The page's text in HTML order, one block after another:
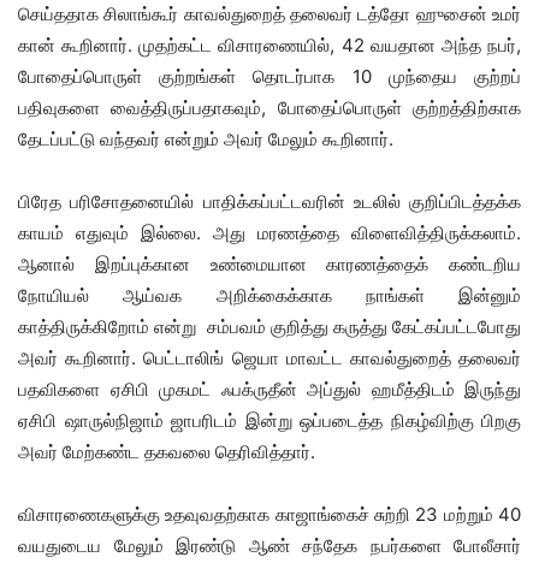
செய்ததாக சிலாங்கூர் காவல்துறைத் தலைவர் டத்தோ ஹுசைன் உமர்
கான் கூறினார். முதற்கட்ட விசாரணையில், 42 வயதான அந்த நபர்,
போதைப்பொருள் குற்றங்கள் தொடர்பாக 10 முந்தைய குற்றப்
பதிவுகளை வைத்திருப்பதாகவும், போதைப்பொருள் குற்றத்திற்காக
தேடப்பட்டு வந்தவர் என்றும் அவர் மேலும் கூறினார்.
பிரேத பரிசோதனையில் பாதிக்கப்பட்டவரின் உடலில் குறிப்பிடத்தக்க
காயம் எதுவும் இல்லை. அது மரணத்தை விளைவித்திருக்கலாம்.
ஆனால் இறப்புக்கான உண்மையான காரணத்தைக் கண்டறிய
நோயியல் ஆய்வக அறிக்கைக்காக நாங்கள் இன்னும்
காத்திருக்கிறோம் என்று சம்பவம் குறித்து கருத்து கேட்கப்பட்டபோது
அவர் கூறினார். பெட்டாலிங் ஜெயா மாவட்ட காவல்துறைத் தலைவர்
பதவிகளை ஏசிபி முகமட் ஃபக்ருதீன் அப்துல் ஹமீத்திடம் இருந்து
ஏசிபி ஷாருல்நிஜாம் ஜாபரிடம் இன்று ஒப்படைத்த நிகழ்விற்கு பிறகு
அவர் மேற்கண்ட தகவலை தெரிவித்தார்.
விசாரணைகளுக்கு உதவுவதற்காக காஜாங்கைச் சுற்றி 23 மற்றும் 40
வயதுடைய மேலும் இரண்டு ஆண் சந்தேக நபர்களை போலீசார்